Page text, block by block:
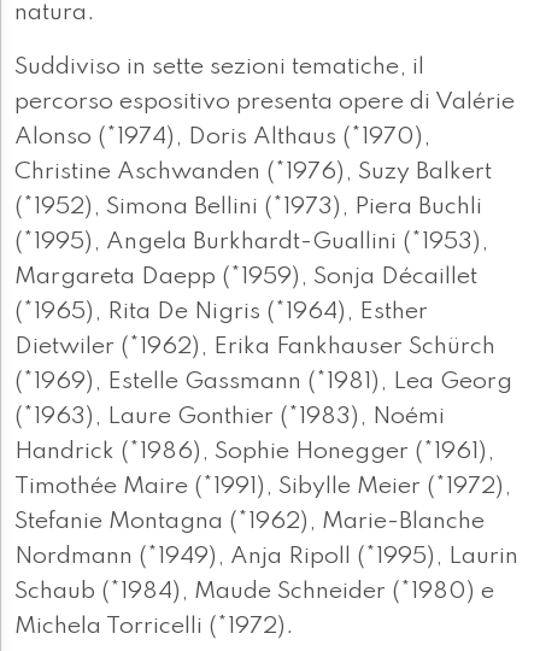
natura.
Suddiviso in sette sezioni tematiche, il
percorso espositivo presenta opere di Valérie
Alonso (*1974), Doris Althaus (*1970),
Christine Aschwanden (*1976), Suzy Balkert
(*1952), Simona Bellini (*1973), Piera Buchli
(*1995), Angela Burkhardt-Guallini (*1953),
Margareta Daepp (*1959), Sonja Décaillet
(*1965), Rita De Nigris (*1964), Esther
Dietwiler (*1962), Erika Fankhauser Schürch
(*1969), Estelle Gassmann (*1981), Lea Georg
(*1963), Laure Gonthier (*1983), Noémi
Handrick (*1986), Sophie Honegger (*1961),
Timothée Maire (*1991), Sibylle Meier (*1972),
Stefanie Montagna (*1962), Marie-Blanche
Nordmann (*1949), Anja Ripoll (*1995), Laurin
Schaub (*1984), Maude Schneider (*1980) e
Michela Torricelli (*1972).